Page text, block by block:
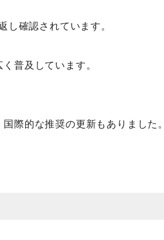
し確認されています。
普及しています。
際的な推奨の更新もありました。